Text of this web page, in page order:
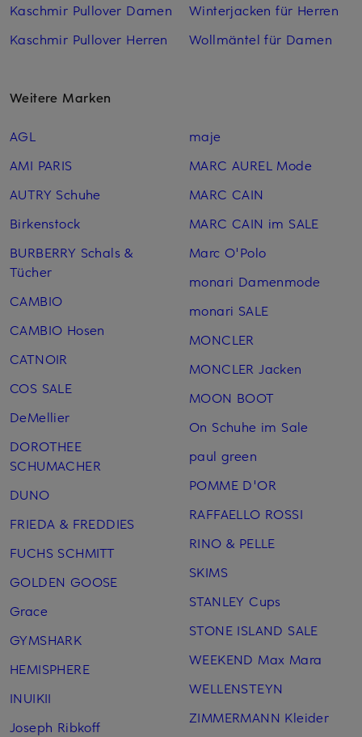
Kaschmir Pullover Damen
Kaschmir Pullover Herren
Winterjacken für Herren
Wollmäntel für Damen
Weitere Marken
AGL
AMI PARIS
AUTRY Schuhe
Birkenstock
BURBERRY Schals &
Tücher
CAMBIO
CAMBIO Hosen
CATNOIR
COS SALE
DeMellier
DOROTHEE
SCHUMACHER
DUNO
FRIEDA & FREDDIES
FUCHS SCHMITT
GOLDEN GOOSE
Grace
GYMSHARK
HEMISPHERE
INUIKII
Joseph Ribkoff
maje
MARC AUREL Mode
MARC CAIN
MARC CAIN im SALE
Marc O'Polo
monari Damenmode
monari SALE
MONCLER
MONCLER Jacken
MOON BOOT
On Schuhe im Sale
paul green
POMME D'OR
RAFFAELLO ROSSI
RINO & PELLE
SKIMS
STANLEY Cups
STONE ISLAND SALE
WEEKEND Max Mara
WELLENSTEYN
ZIMMERMANN Kleider